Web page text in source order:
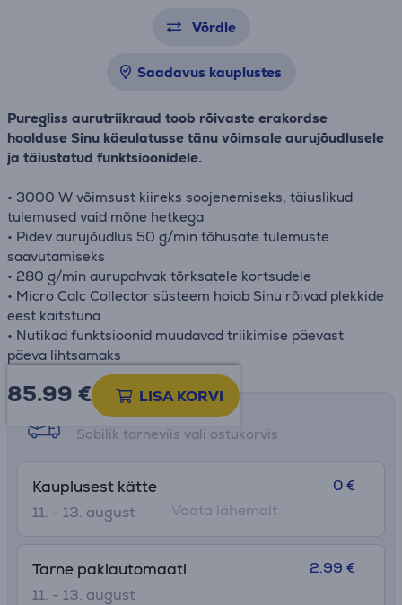
Võrdle
Saadavus kauplustes
Puregliss aurutriikraud toob rõivaste erakordse
hoolduse Sinu käeulatusse tänu võimsale aurujõudlusele
ja täiustatud funktsioonidele.
• 3000 W võimsust kiireks soojenemiseks, täiuslikud
tulemused vaid mõne hetkega
• Pidev aurujõudlus 50 g/min tõhusate tulemuste
saavutamiseks
• 280 g/min aurupahvak tõrksatele kortsudele
• Micro Calc Collector süsteem hoiab Sinu rõivad plekkide
eest kaitstuna
• Nutikad funktsioonid muudavad triikimise päevast
päeva lihtsamaks
85.99 € LISA KORVI
Tarne võimalused
Sobilik tarneviis vali ostukorvis
Kauplusest kätte
11. - 13. august
0 €
Vaata lähemalt
Tarne pakiautomaati
11. - 13. august
2.99 €